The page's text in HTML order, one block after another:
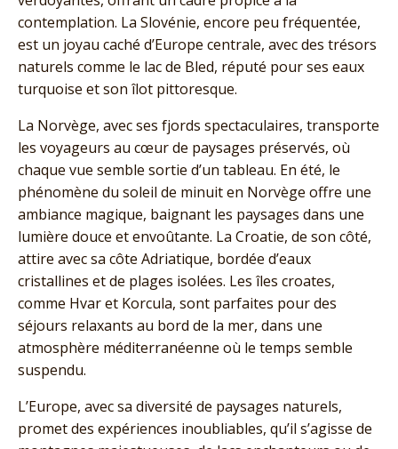
contemplation. La Slovénie, encore peu fréquentée,
est un joyau caché d’Europe centrale, avec des trésors
naturels comme le lac de Bled, réputé pour ses eaux
turquoise et son îlot pittoresque.
La Norvège, avec ses fjords spectaculaires, transporte
les voyageurs au cœur de paysages préservés, où
chaque vue semble sortie d’un tableau. En été, le
phénomène du soleil de minuit en Norvège offre une
ambiance magique, baignant les paysages dans une
lumière douce et envoûtante. La Croatie, de son côté,
attire avec sa côte Adriatique, bordée d’eaux
cristallines et de plages isolées. Les îles croates,
comme Hvar et Korcula, sont parfaites pour des
séjours relaxants au bord de la mer, dans une
atmosphère méditerranéenne où le temps semble
suspendu.
L’Europe, avec sa diversité de paysages naturels,
promet des expériences inoubliables, qu’il s’agisse de